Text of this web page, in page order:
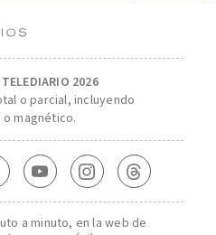
2026
o parcial, incluyendo
magnético.
a minuto, en la web de